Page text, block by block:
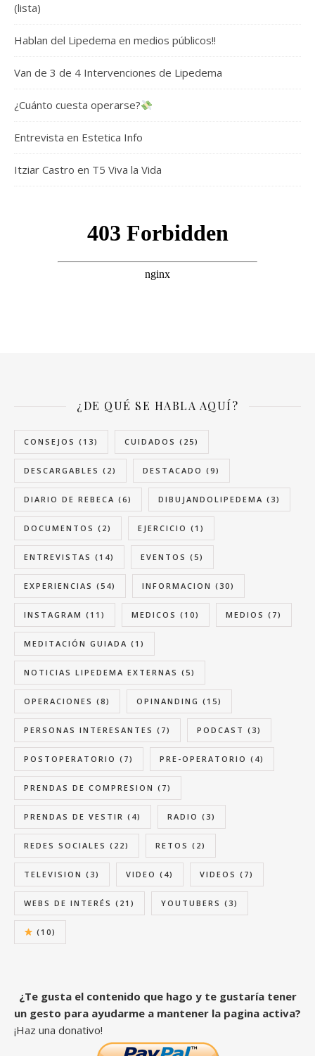
(lista)
Hablan del Lipedema en medios públicos!!
Van de 3 de 4 Intervenciones de Lipedema
¿Cuánto cuesta operarse?
Entrevista en Estetica Info
Itziar Castro en T5 Viva la Vida
¿DE QUÉ SE HABLA AQUÍ?
CONSEJOS (13) CUIDADOS (25)
DESCARGABLES (2) DESTACADO (9)
DIARIO DE REBECA (6) DIBUJANDOLIPEDEMA (3)
DOCUMENTOS (2) EJERCICIO (1)
ENTREVISTAS (14) EVENTOS (5)
EXPERIENCIAS (54) INFORMACION (30)
INSTAGRAM (11) MEDICOS (10) MEDIOS (7)
MEDITACIÓN GUIADA (1)
NOTICIAS LIPEDEMA EXTERNAS (5)
OPERACIONES (8) OPINANDING (15)
PERSONAS INTERESANTES (7) PODCAST (3)
POSTOPERATORIO (7) PRE-OPERATORIO (4)
PRENDAS DE COMPRESION (7)
PRENDAS DE VESTIR (4) RADIO (3)
REDES SOCIALES (22) RETOS (2)
TELEVISION (3) VIDEO (4) VIDEOS (7)
WEBS DE INTERÉS (21) YOUTUBERS (3)
(10)
¿Te gusta el contenido que hago y te gustaría tener
un gesto para ayudarme a mantener la pagina activa?
¡Haz una donativo!